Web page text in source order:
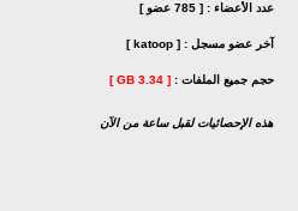
عدد الأعضاء : [ 785 عضو ]
آخر عضو مسجل : [ katoop ]
حجم جميع الملفات : [ 3.34 GB ]
هذه الإحصائيات لقبل ساعة من الآن